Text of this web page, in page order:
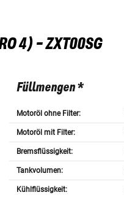
4) - ZXT00SG
Füllmengen *
Motoröl ohne Filter:
Motoröl mit Filter:
Bremsflüssigkeit:
Tankvolumen:
Kühlflüssigkeit: